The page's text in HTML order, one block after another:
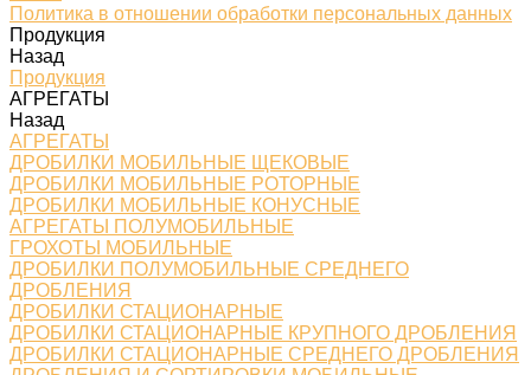
Политика в отношении обработки персональных данных
Продукция
Назад
Продукция
АГРЕГАТЫ
Назад
АГРЕГАТЫ
ДРОБИЛКИ МОБИЛЬНЫЕ ЩЕКОВЫЕ
ДРОБИЛКИ МОБИЛЬНЫЕ РОТОРНЫЕ
ДРОБИЛКИ МОБИЛЬНЫЕ КОНУСНЫЕ
АГРЕГАТЫ ПОЛУМОБИЛЬНЫЕ
ГРОХОТЫ МОБИЛЬНЫЕ
ДРОБИЛКИ ПОЛУМОБИЛЬНЫЕ СРЕДНЕГО
ДРОБЛЕНИЯ
ДРОБИЛКИ СТАЦИОНАРНЫЕ
ДРОБИЛКИ СТАЦИОНАРНЫЕ КРУПНОГО ДРОБЛЕНИЯ
ДРОБИЛКИ СТАЦИОНАРНЫЕ СРЕДНЕГО ДРОБЛЕНИЯ